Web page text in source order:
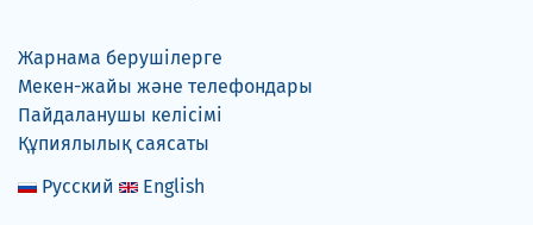
Жарнама берушілерге
Мекен-жайы және телефондары
Пайдаланушы келісімі
Құпиялылық саясаты
Русский
English